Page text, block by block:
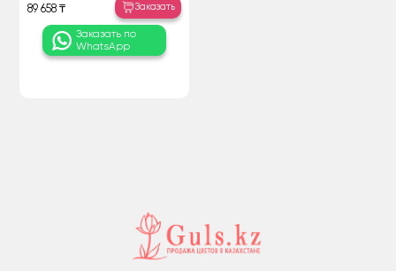
89 658 ₸ Заказать
Заказать по
WhatsApp